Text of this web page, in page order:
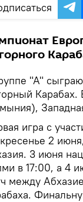
"А"
Карабах.
игра с
2
3 июня
в 17:00, а 4
между